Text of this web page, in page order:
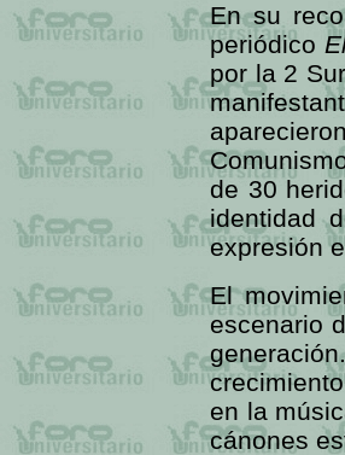
En su
periódico
por la 2
de 30
identidad
expresión
El
escenario
en la
cánones